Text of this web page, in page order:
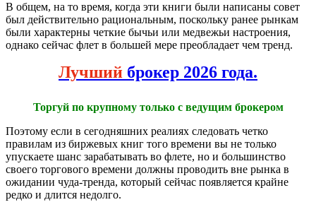
В общем, на то время, когда эти книги были написаны совет
был действительно рациональным, поскольку ранее рынкам
были характерны четкие бычьи или медвежьи настроения,
однако сейчас флет в большей мере преобладает чем тренд.
Лучший брокер 2026 года.
Торгуй по крупному только с ведущим брокером
Поэтому если в сегодняшних реалиях следовать четко
правилам из биржевых книг того времени вы не только
упускаете шанс зарабатывать во флете, но и большинство
своего торгового времени должны проводить вне рынка в
ожидании чуда-тренда, который сейчас появляется крайне
редко и длится недолго.